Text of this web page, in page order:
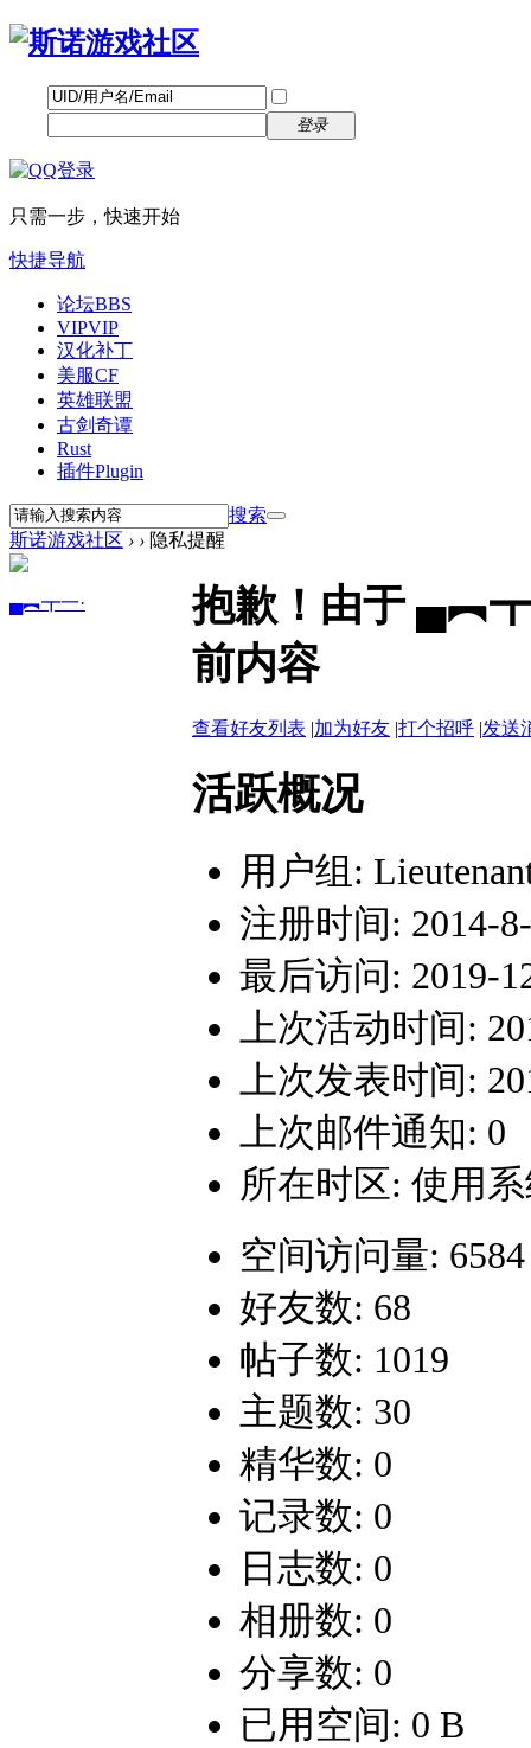
登录
只需一步，快速开始
快捷导航
论坛BBS
VIPVIP
汉化补丁
美服CF
英雄联盟
古剑奇谭
Rust
插件Plugin
搜索
斯诺游戏社区 › › 隐私提醒
▄︻┳一·
抱歉！由于 ▄︻┳
前内容
查看好友列表 |加为好友 |打个招呼 |发送
活跃概况
用户组:
注册时间: 2014-
最后访问: 2019-
上次活动时间:
上次发表时间:
上次邮件通知: 0
所在时区: 使用
空间访问量: 6584
好友数: 68
帖子数: 1019
主题数: 30
精华数: 0
记录数: 0
日志数: 0
相册数: 0
分享数: 0
已用空间: 0 B